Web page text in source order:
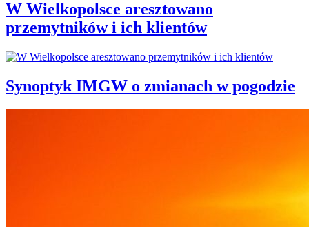
W Wielkopolsce aresztowano
przemytników i ich klientów
Synoptyk IMGW o zmianach w pogodzie